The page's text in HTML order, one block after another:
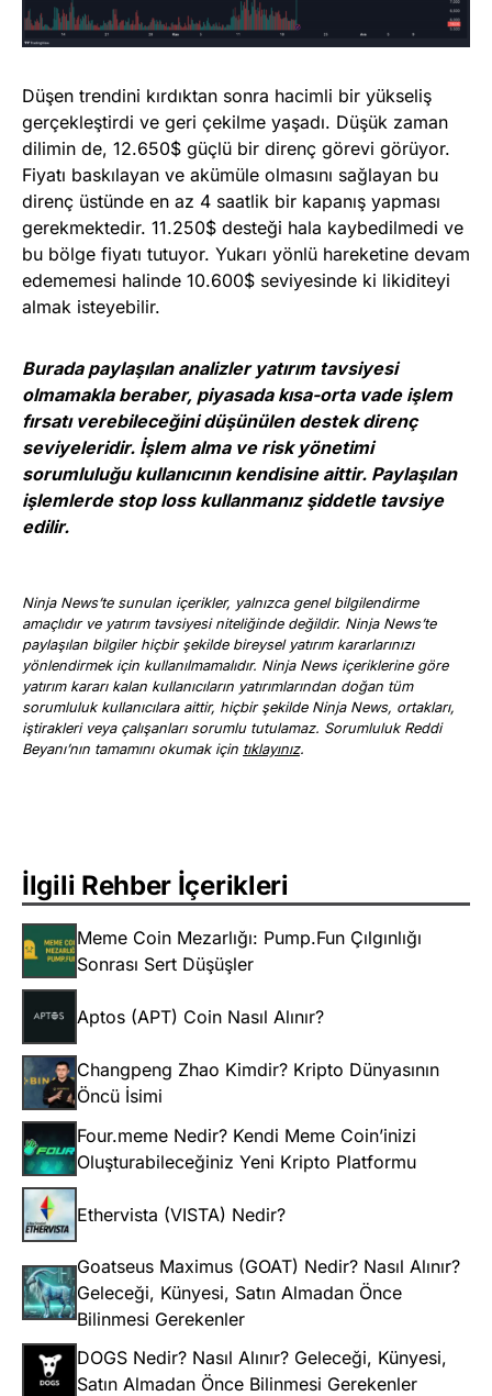
Düşen trendini kırdıktan sonra hacimli bir yükseliş
gerçekleştirdi ve geri çekilme yaşadı. Düşük zaman
dilimin de, 12.650$ güçlü bir direnç görevi görüyor.
Fiyatı baskılayan ve akümüle olmasını sağlayan bu
direnç üstünde en az 4 saatlik bir kapanış yapması
gerekmektedir. 11.250$ desteği hala kaybedilmedi ve
bu bölge fiyatı tutuyor. Yukarı yönlü hareketine devam
edememesi halinde 10.600$ seviyesinde ki likiditeyi
almak isteyebilir.
Burada paylaşılan analizler yatırım tavsiyesi
olmamakla beraber, piyasada kısa-orta vade işlem
fırsatı verebileceğini düşünülen destek direnç
seviyeleridir. İşlem alma ve risk yönetimi
sorumluluğu kullanıcının kendisine aittir. Paylaşılan
işlemlerde stop loss kullanmanız şiddetle tavsiye
edilir.
Ninja News’te sunulan içerikler, yalnızca genel bilgilendirme
amaçlıdır ve yatırım tavsiyesi niteliğinde değildir. Ninja News’te
paylaşılan bilgiler hiçbir şekilde bireysel yatırım kararlarınızı
yönlendirmek için kullanılmamalıdır. Ninja News içeriklerine göre
yatırım kararı kalan kullanıcıların yatırımlarından doğan tüm
sorumluluk kullanıcılara aittir, hiçbir şekilde Ninja News, ortakları,
iştirakleri veya çalışanları sorumlu tutulamaz. Sorumluluk Reddi
Beyanı’nın tamamını okumak için tıklayınız.
İlgili Rehber İçerikleri
Meme Coin Mezarlığı: Pump.Fun Çılgınlığı
Sonrası Sert Düşüşler
Aptos (APT) Coin Nasıl Alınır?
Changpeng Zhao Kimdir? Kripto Dünyasının
Öncü İsimi
Four.meme Nedir? Kendi Meme Coin’inizi
Oluşturabileceğiniz Yeni Kripto Platformu
Ethervista (VISTA) Nedir?
Goatseus Maximus (GOAT) Nedir? Nasıl Alınır?
Geleceği, Künyesi, Satın Almadan Önce
Bilinmesi Gerekenler
DOGS Nedir? Nasıl Alınır? Geleceği, Künyesi,
Satın Almadan Önce Bilinmesi Gerekenler